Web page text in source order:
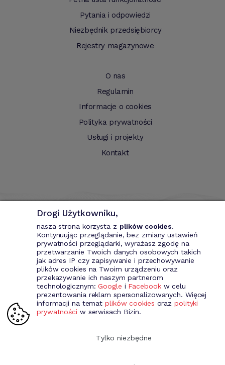
Pytania i odpowiedzi
Niezbędnik przedsiębiorcy
Rejestry magazynowe
O nas
Regulamin
Informacje o cookies
Polityka prywatności
Usługi i projekty
Kontakt
Bizin - System wspomagający przedsiębiorce. Wystawianie
dokumentów przychodowych (faktury VAT, fakury marża, faktury
MP, rachunki itd.). Rejestr kontrahentów wraz z rozbudowaną
analizą, gospodarka magazynowa, środki trwale, analiza sprzedaży i
kosztów prowadzenia działalności itd.
Drogi Użytkowniku,
nasza strona korzysta z plików cookies.
Kontynuując przeglądanie, bez zmiany ustawień
prywatności przeglądarki, wyrażasz zgodę na
przetwarzanie Twoich danych osobowych takich
jak adres IP czy zapisywanie i przechowywanie
plików cookies na Twoim urządzeniu oraz
przekazywanie ich naszym partnerom
technologicznym:Google i Facebookw celu
prezentowania reklam spersonalizowanych. Więcej
informacji na tematplików cookies orazpolityki
prywatności w serwisach Bizin.
Tylko niezbędne